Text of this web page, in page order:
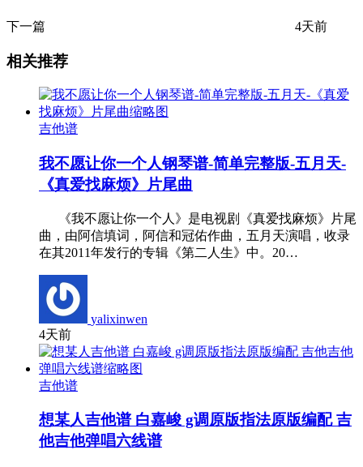
下一篇 4天前
相关推荐
吉他谱
我不愿让你一个人钢琴谱-简单完整版-五月天-
《真爱找麻烦》片尾曲
《我不愿让你一个人》是电视剧《真爱找麻烦》片尾
曲，由阿信填词，阿信和冠佑作曲，五月天演唱，收录
在其2011年发行的专辑《第二人生》中。20…
yalixinwen
4天前
吉他谱
想某人吉他谱 白嘉峻 g调原版指法原版编配 吉
他吉他弹唱六线谱